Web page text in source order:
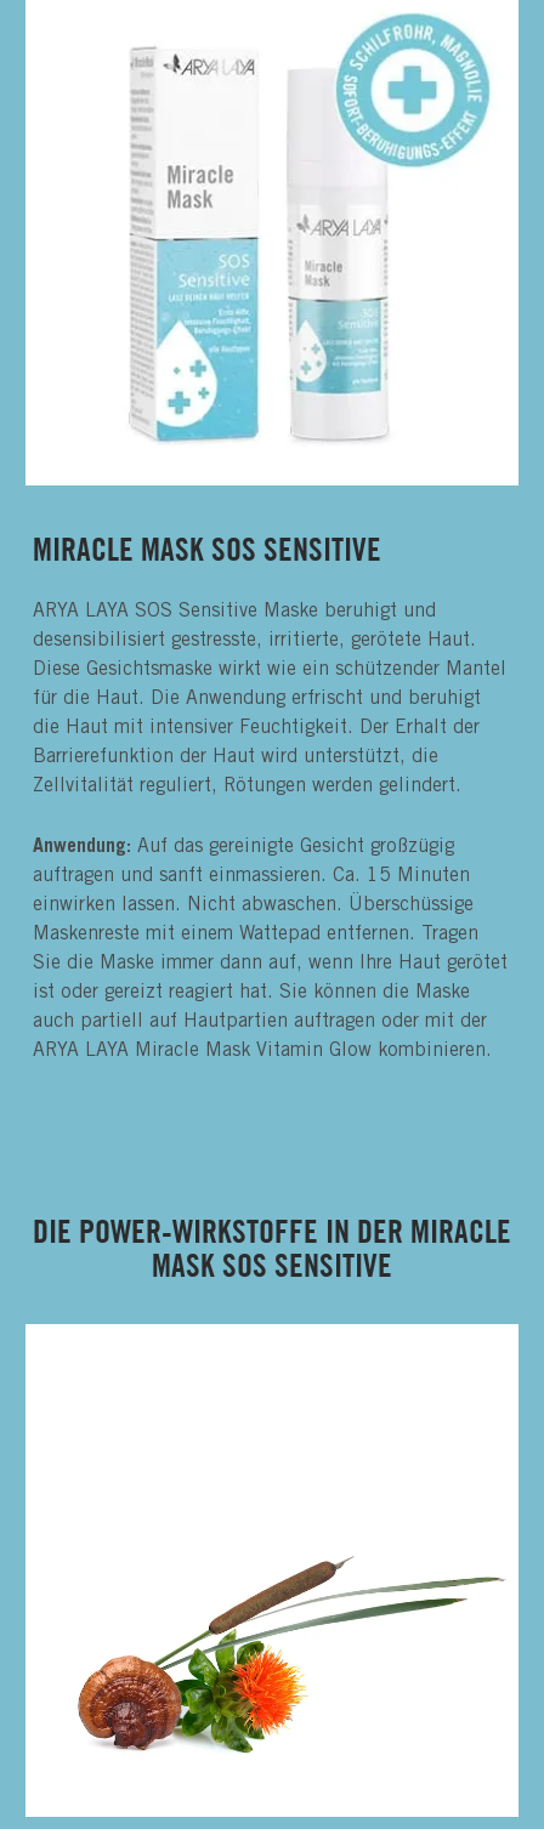
MIRACLE MASK SOS SENSITIVE
ARYA LAYA SOS Sensitive Maske beruhigt und
desensibilisiert gestresste, irritierte, gerötete Haut.
Diese Gesichtsmaske wirkt wie ein schützender Mantel
für die Haut. Die Anwendung erfrischt und beruhigt
die Haut mit intensiver Feuchtigkeit. Der Erhalt der
Barrierefunktion der Haut wird unterstützt, die
Zellvitalität reguliert, Rötungen werden gelindert.
Anwendung: Auf das gereinigte Gesicht großzügig
auftragen und sanft einmassieren. Ca. 15 Minuten
einwirken lassen. Nicht abwaschen. Überschüssige
Maskenreste mit einem Wattepad entfernen. Tragen
Sie die Maske immer dann auf, wenn Ihre Haut gerötet
ist oder gereizt reagiert hat. Sie können die Maske
auch partiell auf Hautpartien auftragen oder mit der
ARYA LAYA Miracle Mask Vitamin Glow kombinieren.
DIE POWER-WIRKSTOFFE IN DER MIRACLE
MASK SOS SENSITIVE